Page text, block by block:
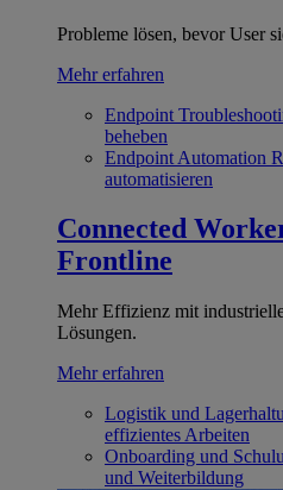
Probleme lösen, bevor User
Mehr erfahren
Endpoint
beheben
Endpoint Automation
automatisieren
Connected
Frontline
Mehr Effizienz mit
Lösungen.
Mehr erfahren
Logistik und
effizientes Arbeiten
Onboarding und
und Weiterbildung